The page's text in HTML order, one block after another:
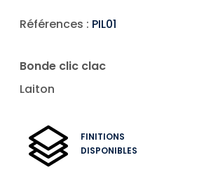
Références : PIL01
Bonde clic clac
Laiton
FINITIONS
DISPONIBLES